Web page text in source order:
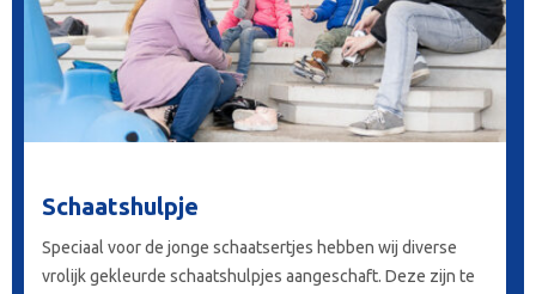
Schaatshulpje
Speciaal voor de jonge schaatsertjes hebben wij diverse
vrolijk gekleurde schaatshulpjes aangeschaft. Deze zijn te